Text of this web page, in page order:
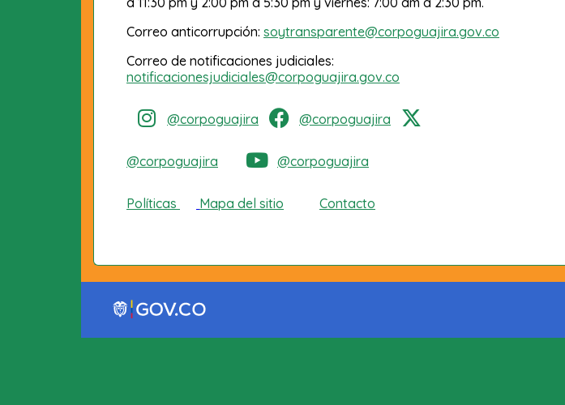
Correo anticorrupción: soytransparente@corpoguajira.gov.co
Correo de notificaciones judiciales:
notificacionesjudiciales@corpoguajira.gov.co
@corpoguajira @corpoguajira
@corpoguajira @corpoguajira
Políticas Mapa del sitio Contacto